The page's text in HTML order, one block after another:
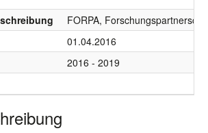
FORPA,
01.04.2016
2016 - 2019